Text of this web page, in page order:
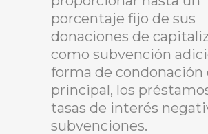
porcentaje fijo de sus
donaciones de
como subvención
forma de condonación
principal, los
tasas de interés
subvenciones.